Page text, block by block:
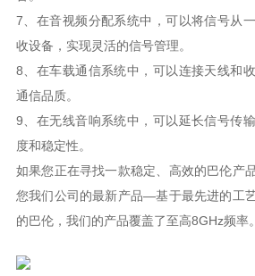
收设备，实现灵活的信号管理。
通信品质。
度和稳定性。
的巴伦，我们的产品覆盖了至高8GHz频率。